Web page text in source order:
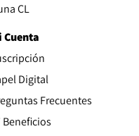
CL
Cuenta
Digital
Frecuentes
Beneficios